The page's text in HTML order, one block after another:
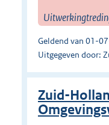
Geldend van 01-
Uitgegeven door:
Zuid-